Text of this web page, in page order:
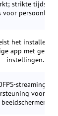
strikte
voor persoonlijk
het installeren
app met
instellingen.
streaming,
voor
beeldschermen.